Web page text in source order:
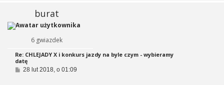
burat
6 gwiazdek
Re: CHLEJADY X i konkurs jazdy na byle czym - wybieramy
datę
P28 lut 2018, o 01:09